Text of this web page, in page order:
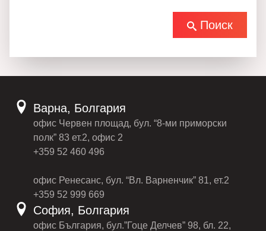
Поиск
Варна, Болгария
офис Червен площад, бул. “8-ми приморски
полк” 83 ет.2, офис 2
+359 52 460 496
офис Ренесанс, бул. “Вл. Варненчик” 81, ет.2
+359 52 999 669
София, Болгария
офис България, бул.”Гоце Делчев” 98, бл. 22,